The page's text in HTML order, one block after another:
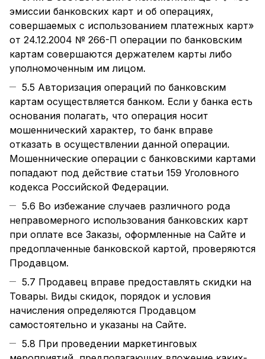
эмиссии банковских карт и об операциях,
совершаемых с использованием платежных карт»
от 24.12.2004 № 266-П операции по банковским
картам совершаются держателем карты либо
уполномоченным им лицом.
5.5 Авторизация операций по банковским
картам осуществляется банком. Если у банка есть
основания полагать, что операция носит
мошеннический характер, то банк вправе
отказать в осуществлении данной операции.
Мошеннические операции с банковскими картами
попадают под действие статьи 159 Уголовного
кодекса Российской Федерации.
5.6 Во избежание случаев различного рода
неправомерного использования банковских карт
при оплате все Заказы, оформленные на Сайте и
предоплаченные банковской картой, проверяются
Продавцом.
5.7 Продавец вправе предоставлять скидки на
Товары. Виды скидок, порядок и условия
начисления определяются Продавцом
самостоятельно и указаны на Сайте.
5.8 При проведении маркетинговых